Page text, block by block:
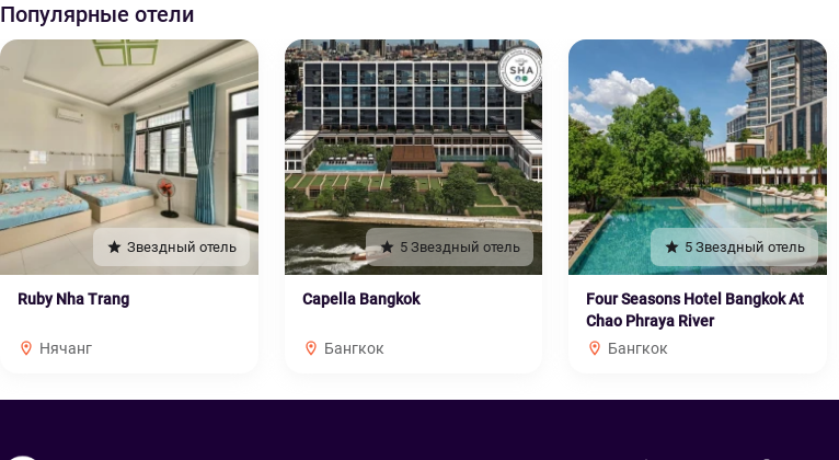
Популярные отели
Звездный отель
Ruby Nha Trang
Нячанг
5 Звездный отель
Capella Bangkok
Бангкок
5 Звездный отель
Four Seasons Hotel Bangkok At
Chao Phraya River
Бангкок